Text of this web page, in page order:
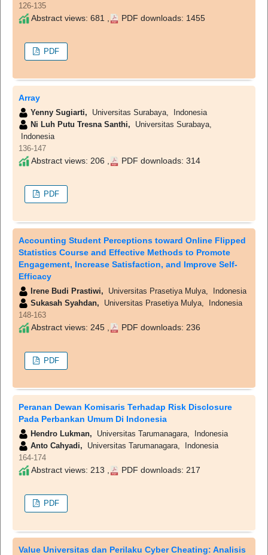
126-135
Abstract views: 681 , PDF downloads: 1455
PDF
Array
Yenny Sugiarti, Universitas Surabaya, Indonesia
Ni Luh Putu Tresna Santhi, Universitas Surabaya,
Indonesia
136-147
Abstract views: 206 , PDF downloads: 314
PDF
Accounting Student Perceptions toward Online Flipped
Statistics Course and Effective Methods to Promote
Engagement, Increase Satisfaction, and Improve Self-
Efficacy
Irene Budi Prastiwi, Universitas Prasetiya Mulya, Indonesia
Sukasah Syahdan, Universitas Prasetiya Mulya, Indonesia
148-163
Abstract views: 245 , PDF downloads: 236
PDF
Peranan Dewan Komisaris Terhadap Risk Disclosure
Pada Perbankan Umum Di Indonesia
Hendro Lukman, Universitas Tarumanagara, Indonesia
Anto Cahyadi, Universitas Tarumanagara, Indonesia
164-174
Abstract views: 213 , PDF downloads: 217
PDF
Value Universitas dan Perilaku Cyber Cheating: Analisis